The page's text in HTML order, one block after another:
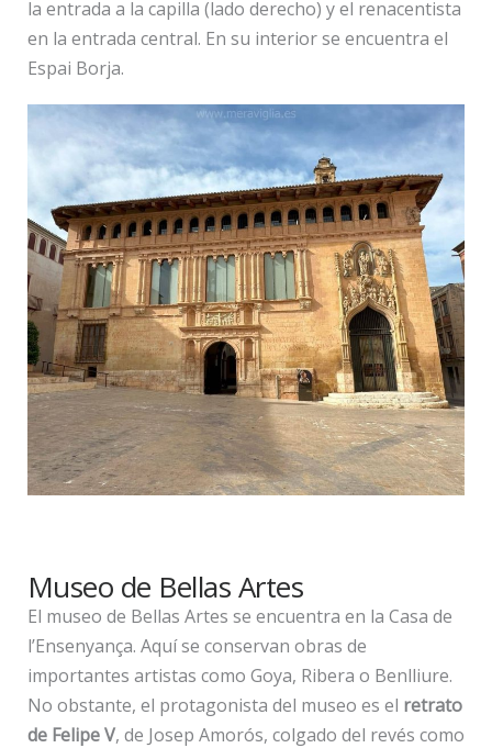
la entrada a la capilla (lado derecho) y el renacentista
en la entrada central. En su interior se encuentra el
Espai Borja.
Museo de Bellas Artes
El museo de Bellas Artes se encuentra en la Casa de
l’Ensenyança. Aquí se conservan obras de
importantes artistas como Goya, Ribera o Benlliure.
No obstante, el protagonista del museo es el retrato
de Felipe V, de Josep Amorós, colgado del revés como